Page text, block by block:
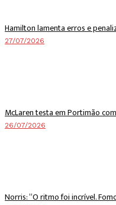
Hamilton lamenta erros e
27/07/2026
McLaren testa em Portimão
26/07/2026
Norris: “O ritmo foi incrível.